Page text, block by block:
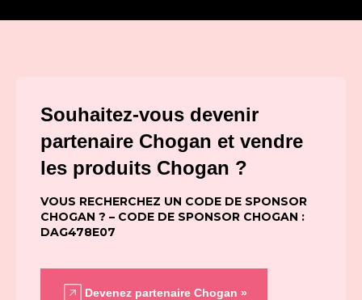
Souhaitez-vous devenir
partenaire Chogan et vendre
les produits Chogan ?
VOUS RECHERCHEZ UN CODE DE SPONSOR
CHOGAN ? – CODE DE SPONSOR CHOGAN :
DAG478E07
Devenez partenaire Chogan »